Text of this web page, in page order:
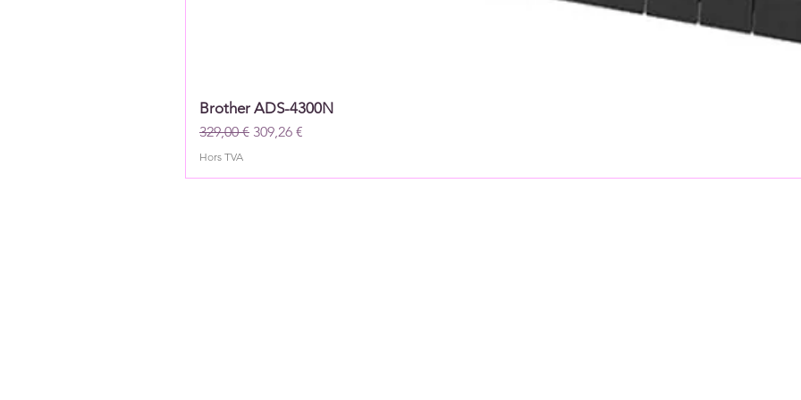
Brother ADS-4300N
Prix original
329,00 € Prix promotionnel
309,26 €
Hors TVA